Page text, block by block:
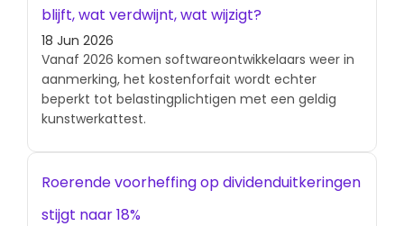
blijft, wat verdwijnt, wat wijzigt?
18 Jun 2026
Vanaf 2026 komen softwareontwikkelaars weer in
aanmerking, het kostenforfait wordt echter
beperkt tot belastingplichtigen met een geldig
kunstwerkattest.
Roerende voorheffing op dividenduitkeringen
stijgt naar 18%